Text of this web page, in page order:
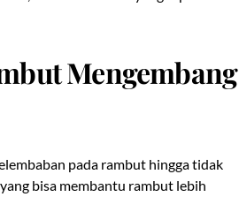
Mengembang
pada rambut hingga tidak
bisa membantu rambut lebih